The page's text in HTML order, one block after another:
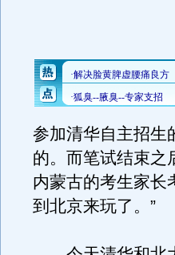
参加清华自主招生
的。而笔试结束之
内蒙古的考生家长
到北京来玩了。”